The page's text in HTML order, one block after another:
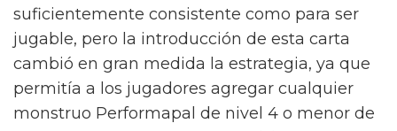
suficientemente consistente como para ser
jugable, pero la introducción de esta carta
cambió en gran medida la estrategia, ya que
permitía a los jugadores agregar cualquier
monstruo Performapal de nivel 4 o menor de